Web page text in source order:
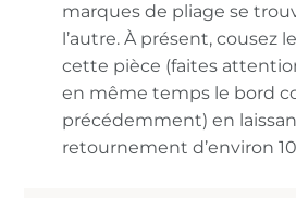
marques de pliage se
l’autre. À présent, cousez
cette pièce (faites
en même temps le bord
précédemment) en
retournement d’environ